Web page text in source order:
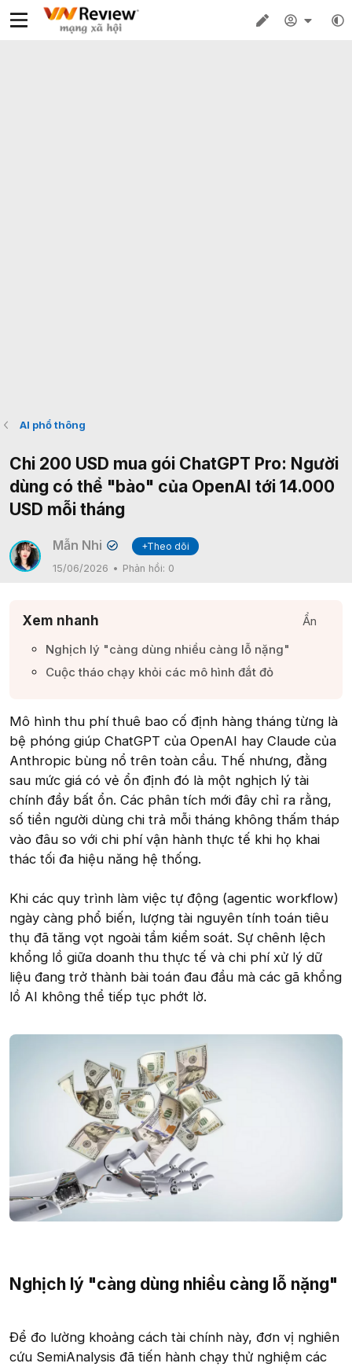
AI phổ thông
Chi 200 USD mua gói ChatGPT Pro: Người
dùng có thể "bào" của OpenAI tới 14.000
USD mỗi tháng
Mẫn Nhi ✔
+Theo dõi
15/06/2026
Phản hồi: 0
Xem nhanh
Ẩn
Nghịch lý "càng dùng nhiều càng lỗ nặng"​
Cuộc tháo chạy khỏi các mô hình đắt đỏ​
Mô hình thu phí thuê bao cố định hàng tháng từng là
bệ phóng giúp ChatGPT của OpenAI hay Claude của
Anthropic bùng nổ trên toàn cầu. Thế nhưng, đằng
sau mức giá có vẻ ổn định đó là một nghịch lý tài
chính đầy bất ổn. Các phân tích mới đây chỉ ra rằng,
số tiền người dùng chi trả mỗi tháng không thấm tháp
vào đâu so với chi phí vận hành thực tế khi họ khai
thác tối đa hiệu năng hệ thống.
Khi các quy trình làm việc tự động (agentic workflow)
ngày càng phổ biến, lượng tài nguyên tính toán tiêu
thụ đã tăng vọt ngoài tầm kiểm soát. Sự chênh lệch
khổng lồ giữa doanh thu thực tế và chi phí xử lý dữ
liệu đang trở thành bài toán đau đầu mà các gã khổng
lồ AI không thể tiếp tục phớt lờ.
Nghịch lý "càng dùng nhiều càng lỗ nặng"​
Để đo lường khoảng cách tài chính này, đơn vị nghiên
cứu SemiAnalysis đã tiến hành chạy thử nghiệm các